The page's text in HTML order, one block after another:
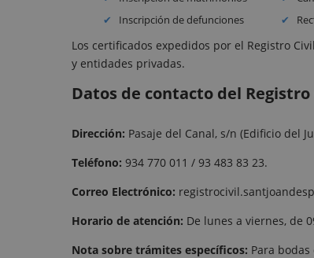
Inscripción de defunciones
Los certificados expedidos por el Registro
y entidades privadas.
Datos de contacto del
Dirección: Pasaje del Canal, s/n (Edificio del
Teléfono: 934 770 011 / 93 483 83 23.
Correo Electrónico:
Horario de atención: De lunes a viernes, de
Nota sobre trámites específicos: Para